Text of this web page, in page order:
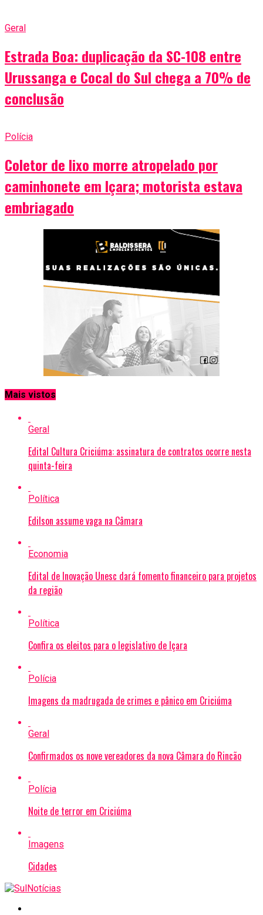
Geral
Estrada Boa: duplicação da SC-108 entre
Urussanga e Cocal do Sul chega a 70% de
conclusão
Polícia
Coletor de lixo morre atropelado por
caminhonete em Içara; motorista estava
embriagado
Mais vistos
Geral
Edital Cultura Criciúma: assinatura de contratos ocorre nesta
quinta-feira
Política
Edilson assume vaga na Câmara
Economia
Edital de Inovação Unesc dará fomento financeiro para projetos
da região
Política
Confira os eleitos para o legislativo de Içara
Polícia
Imagens da madrugada de crimes e pânico em Criciúma
Geral
Confirmados os nove vereadores da nova Câmara do Rincão
Polícia
Noite de terror em Criciúma
Imagens
Cidades